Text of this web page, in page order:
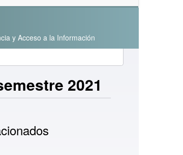
y Acceso a la Información
2021